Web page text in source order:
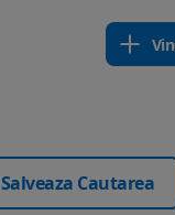
Salveaza Cautarea